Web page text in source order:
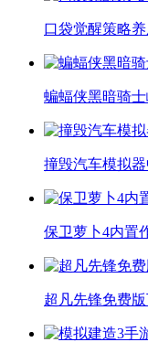
口袋觉醒策略
蝙蝠侠黑暗骑
撞毁汽车模拟
保卫萝卜4内置
超凡先锋免费